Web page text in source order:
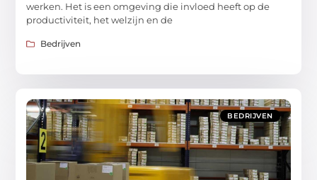
werken. Het is een omgeving die invloed heeft op de
productiviteit, het welzijn en de
Bedrijven
BEDRIJVEN